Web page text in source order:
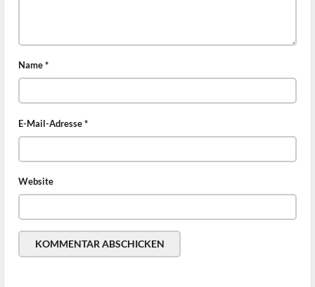
Name*
E-Mail-Adresse*
Website